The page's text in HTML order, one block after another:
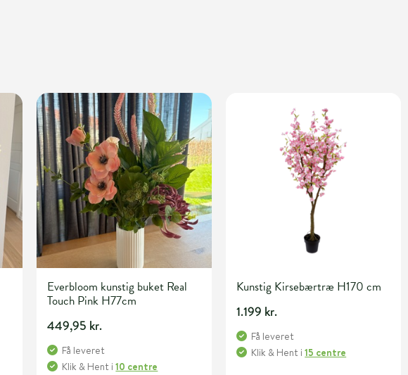
Everbloom kunstig buket Real
Touch Pink H77cm
449,95 kr.
Få leveret
Klik & Hent i10 centre
Kunstig Kirsebærtræ H170 cm
1.199 kr.
Få leveret
Klik & Hent i15 centre